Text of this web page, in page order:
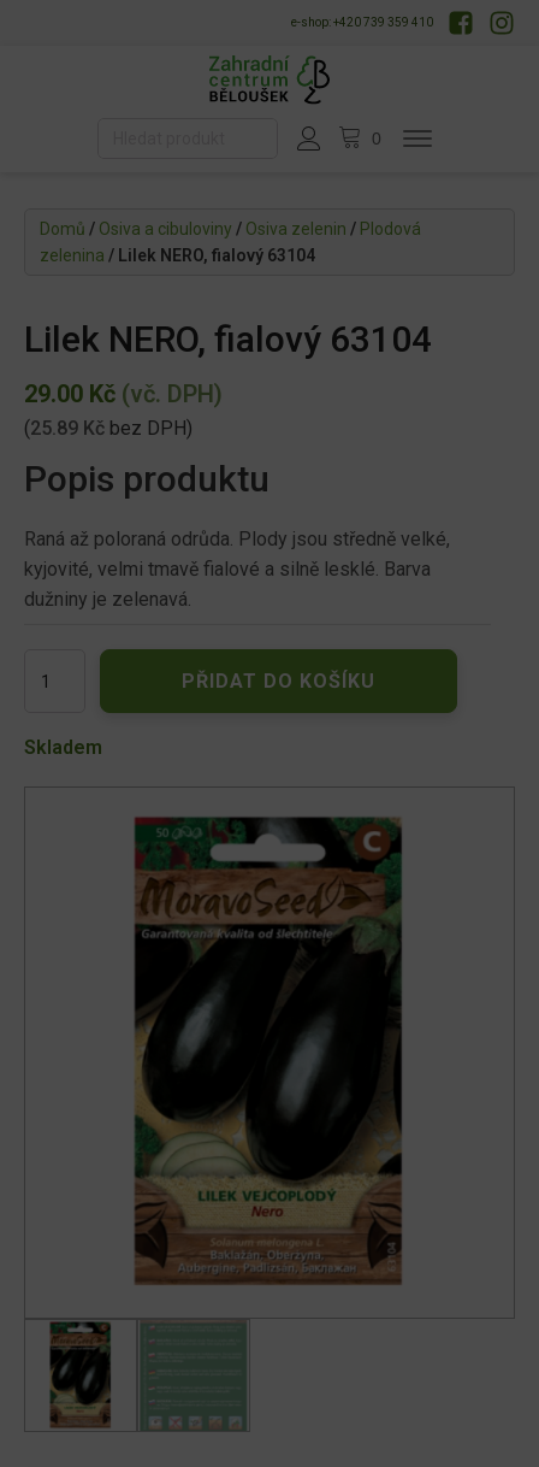
e-shop: +420 739 359 410
Domů / Osiva a cibuloviny / Osiva zelenin / Plodová
zelenina / Lilek NERO, fialový 63104
Lilek NERO, fialový 63104
29.00 Kč (vč. DPH)
(25.89 Kč bez DPH)
Popis produktu
Raná až poloraná odrůda. Plody jsou středně velké,
kyjovité, velmi tmavě fialové a silně lesklé. Barva
dužniny je zelenavá.
NERO,
63104
PŘIDAT DO KOŠÍKU
Skladem